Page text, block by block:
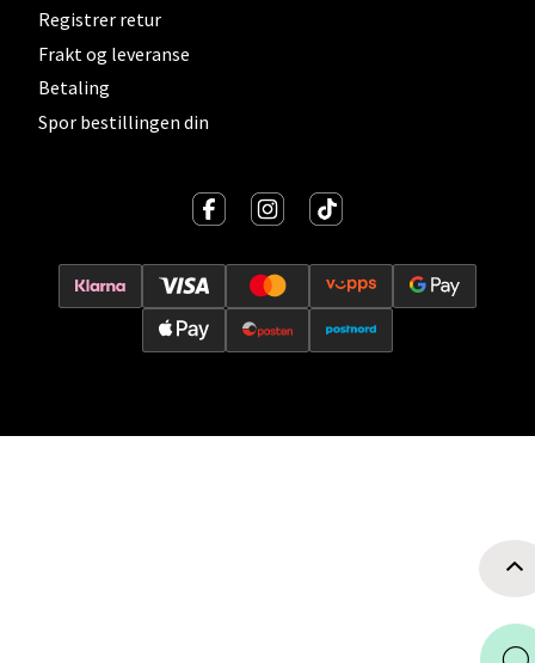
Registrer retur
Frakt og leveranse
Betaling
Spor bestillingen din
Torgbakken 2, 5401 Stord
Åpent i dag 10-17
0 i butikk
Oslo - Thon Senter Storo
Vitaminveien 7 - 9, 0485 Oslo
Åpent i dag 10-21